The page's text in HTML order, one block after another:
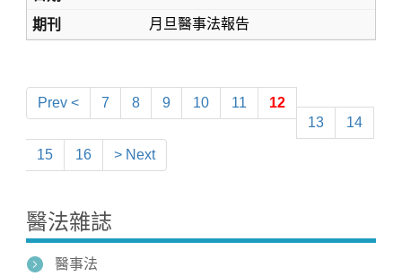
月旦醫事法報告
Prev < 7 8 9 10 11
12
13
14
15 16 > Next
醫法雜誌
醫事法